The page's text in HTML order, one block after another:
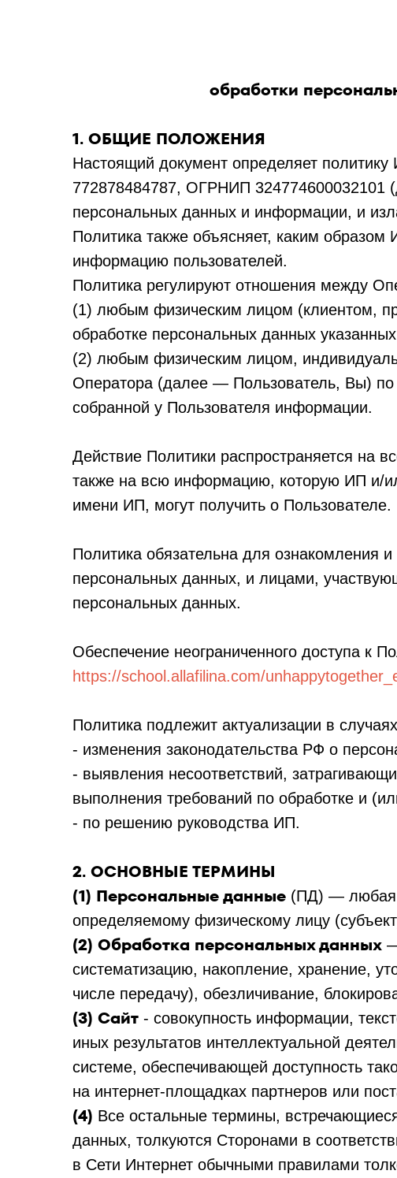
обработки
1. ОБЩИЕ ПОЛОЖЕНИЯ
Настоящий документ определяет
772878484787, ОГРНИП 324774600032101
персональных данных и информации, и
Политика также объясняет, каким
информацию пользователей.
Политика регулируют отношения между
(1) любым физическим лицом (клиентом,
обработке персональных данных
(2) любым физическим лицом,
Оператора (далее — Пользователь, Вы) по
собранной у Пользователя информации.
Действие Политики распространяется на
также на всю информацию, которую ИП и/
имени ИП, могут получить о Пользователе.
Политика обязательна для
персональных данных, и лицами,
персональных данных.
Обеспечение неограниченного доступа к
https://school.allafilina.com/
Политика подлежит актуализации в
- изменения законодательства РФ о
- выявления несоответствий,
выполнения требований по обработке и
- по решению руководства ИП.
2. ОСНОВНЫЕ ТЕРМИНЫ
(1) Персональные данные (ПД) — любая
определяемому физическому лицу
(2) Обработка персональных данных
систематизацию, накопление, хранение,
числе передачу), обезличивание,
(3) Сайт - совокупность информации,
иных результатов интеллектуальной
системе, обеспечивающей доступность
на интернет-площадках партнеров или
(4) Все остальные термины,
данных, толкуются Сторонами в
в Сети Интернет обычными правилами